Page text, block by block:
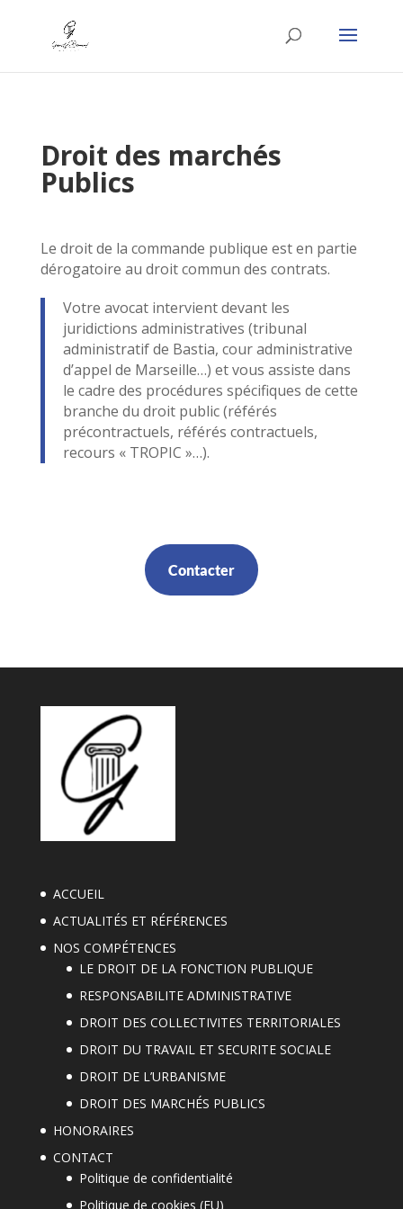
Droit des marchés
Publics
Le droit de la commande publique est en partie
dérogatoire au droit commun des contrats.
Votre avocat intervient devant les
juridictions administratives (tribunal
administratif de Bastia, cour administrative
d’appel de Marseille…) et vous assiste dans
le cadre des procédures spécifiques de cette
branche du droit public (référés
précontractuels, référés contractuels,
recours « TROPIC »…).
Contacter
ACCUEIL
ACTUALITÉS ET RÉFÉRENCES
NOS COMPÉTENCES
LE DROIT DE LA FONCTION PUBLIQUE
RESPONSABILITE ADMINISTRATIVE
DROIT DES COLLECTIVITES TERRITORIALES
DROIT DU TRAVAIL ET SECURITE SOCIALE
DROIT DE L’URBANISME
DROIT DES MARCHÉS PUBLICS
HONORAIRES
CONTACT
Politique de confidentialité
Politique de cookies (EU)